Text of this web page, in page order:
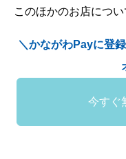
このほかのお店につい
＼かながわPayに登
今すぐ